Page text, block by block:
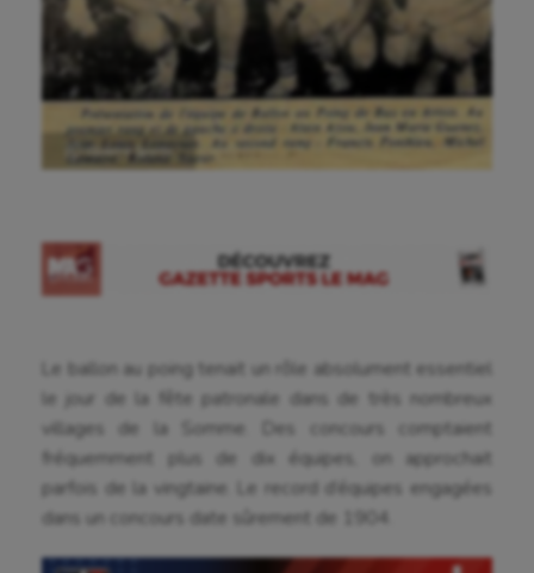
Ⓒ Gazette Sports
Le ballon au poing tenait un rôle absolument essentiel
le jour de la fête patronale dans de très nombreux
villages de la Somme. Des concours comptaient
fréquemment plus de dix équipes, on approchait
parfois de la vingtaine. Le record d’équipes engagées
dans un concours date sûrement de 1904.